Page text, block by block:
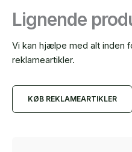
Lignende
Vi kan hjælpe med alt inden
reklameartikler.
KØB REKLAMEARTIKLER